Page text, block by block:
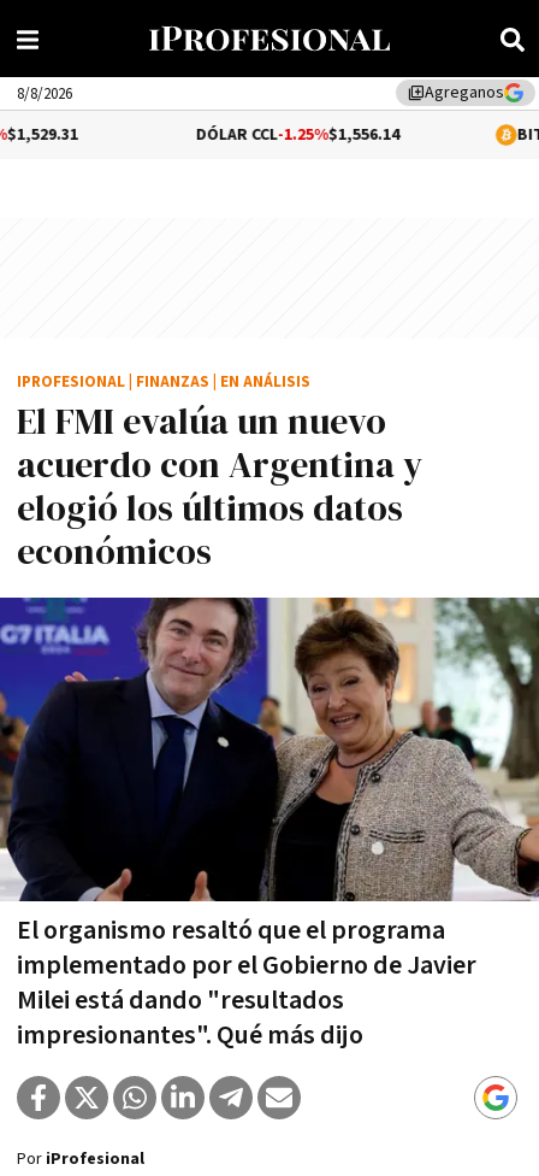
library_addAgreganos
8/8/2026
-1.25%$1,556.14 0.06%
El FMI evalúa un nuevo
acuerdo con Argentina y
elogió los últimos datos
económicos
El organismo resaltó que el programa
implementado por el Gobierno de Javier
Milei está dando "resultados
impresionantes". Qué más dijo
IPROFESIONAL FINANZAS EN ANÁLISIS
Por iProfesional